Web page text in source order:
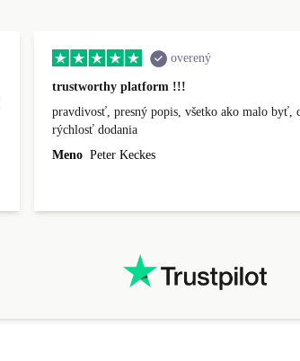
overený
trustworthy platform !!!
pravdivosť, presný popis, všetko ako malo byť,
rýchlosť dodania
Meno Peter Keckes